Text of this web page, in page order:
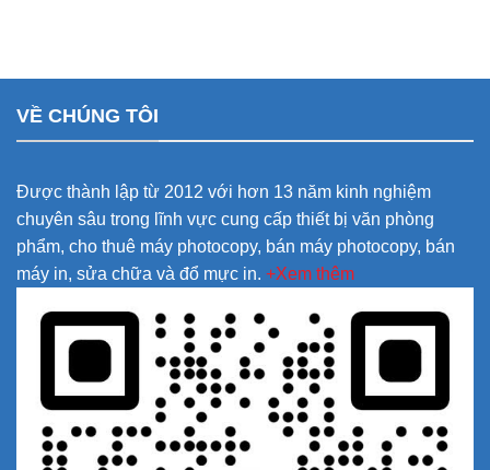
VỀ CHÚNG TÔI
Được thành lập từ 2012 với hơn 13 năm kinh nghiệm
chuyên sâu trong lĩnh vực cung cấp thiết bị văn phòng
phẩm, cho thuê máy photocopy, bán máy photocopy, bán
máy in, sửa chữa và đổ mực in. +Xem thêm